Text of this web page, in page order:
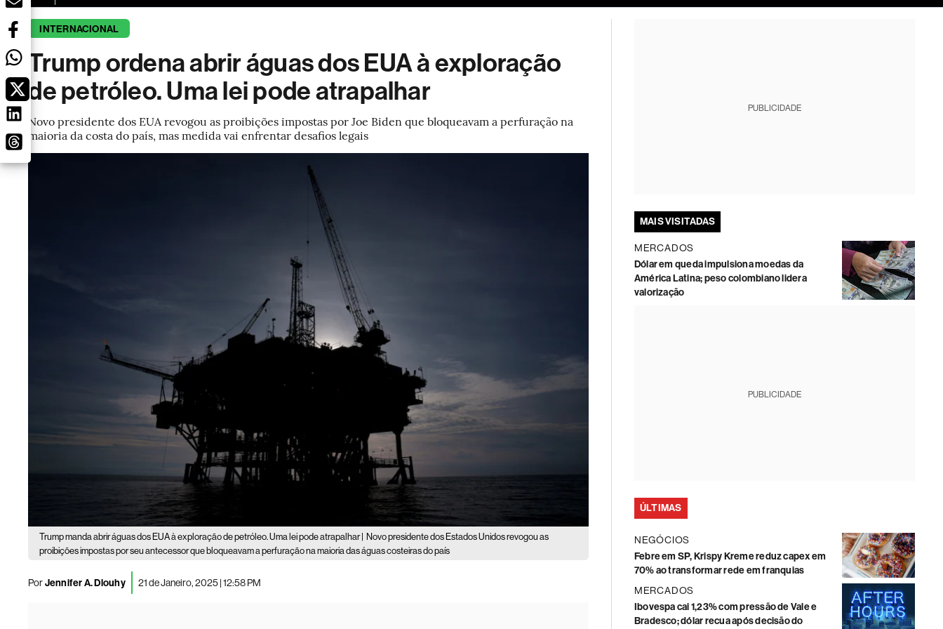
INTERNACIONAL
Trump ordena abrir águas dos EUA à exploração
de petróleo. Uma lei pode atrapalhar
Novo presidente dos EUA revogou as proibições impostas por Joe Biden que bloqueavam a perfuração na
maioria da costa do país, mas medida vai enfrentar desafios legais
Trump manda abrir águas dos EUA à exploração de petróleo. Uma lei pode atrapalhar |
Novo presidente dos Estados Unidos revogou as
proibições impostas por seu antecessor que bloqueavam a perfuração na maioria das águas costeiras do país
PorJennifer A. Dlouhy 21 de Janeiro, 2025 | 12:58 PM
PUBLICIDADE
MAIS VISITADAS
MERCADOS
Dólar em queda impulsiona moedas da
América Latina; peso colombiano lidera
valorização
PUBLICIDADE
ÚLTIMAS
NEGÓCIOS
Febre em SP, Krispy Kreme reduz capex em
70% ao transformar rede em franquias
MERCADOS
Ibovespa cai 1,23% com pressão de Vale e
Bradesco; dólar recua após decisão do